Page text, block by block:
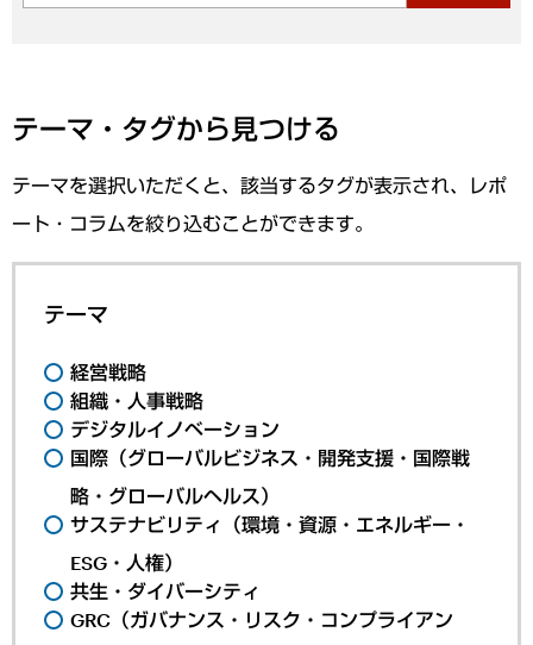
テーマ・タグから見つける
テーマを選択いただくと、該当するタグが表示され、レポ
ート・コラムを絞り込むことができます。
テーマ
経営戦略
組織・人事戦略
デジタルイノベーション
国際（グローバルビジネス・開発支援・国際戦
略・グローバルヘルス）
サステナビリティ（環境・資源・エネルギー・
ESG・人権）
共生・ダイバーシティ
GRC（ガバナンス・リスク・コンプライアン